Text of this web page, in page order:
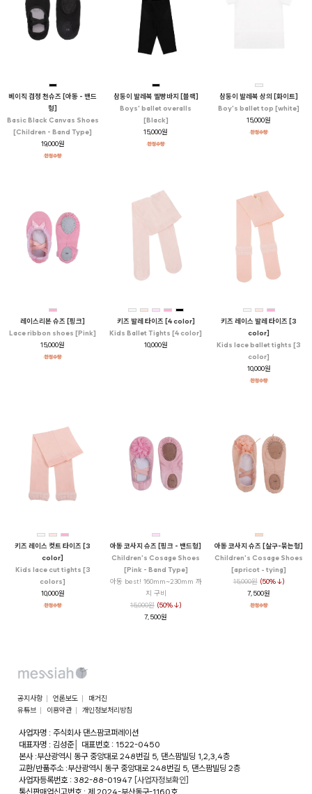
베이직 검정 천슈즈 [아동 - 밴드
형]
Basic Black Canvas Shoes
[Children - Band Type]
19,000원
삼둥이 발레복 멜빵바지 [블랙]
Boys' ballet overalls
[Black]
15,000원
삼둥이 발레복 상의 [화이트]
Boy's ballet top [white]
15,000원
레이스리본 슈즈 [핑크]
Lace ribbon shoes [Pink]
15,000원
키즈 발레 타이즈 [4 color]
Kids Ballet Tights [4 color]
10,000원
키즈 레이스 발레 타이즈 [3
color]
Kids lace ballet tights [3
color]
10,000원
키즈 레이스 컷트 타이즈 [3
color]
Kids lace cut tights [3
colors]
10,000원
아동 코사지 슈즈 [핑크 - 밴드형]
Children's Cosage Shoes
[Pink - Band Type]
아동 best! 160mm~230mm 까
지 구비
15,000원 (50%↓)
7,500원
아동 코사지 슈즈 [살구-묶는형]
Children's Cosage Shoes
[apricot - tying]
15,000원 (50%↓)
7,500원
공지사항 언론보도
매거진
유튜브
이용약관 개인정보처리방침
사업자명 : 주식회사 댄스팜코퍼레이션
대표자명 : 김성준│
대표번호 : 1522-0450
본사 :부산광역시 동구 중앙대로 248번길 5, 댄스팜빌딩 1,2,3,4층
교환/반품주소 :부산광역시 동구 중앙대로 248번길 5, 댄스팜빌딩 2층
사업자등록번호 : 382-88-01947 [사업자정보확인]
통신판매업신고번호 : 제 2024-부산동구-1160호